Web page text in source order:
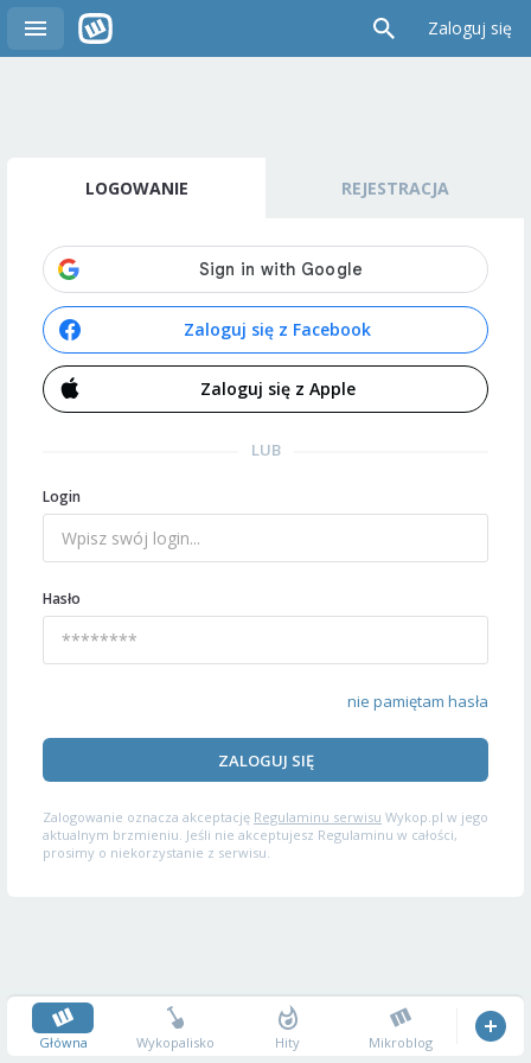
Zaloguj się
LOGOWANIE REJESTRACJA
Zaloguj się z Facebook
Zaloguj się z Apple
LUB
Login
Hasło
nie pamiętam hasła
ZALOGUJ SIĘ
Zalogowanie oznacza akceptację Regulaminu serwisu Wykop.pl w jego
aktualnym brzmieniu. Jeśli nie akceptujesz Regulaminu w całości,
prosimy o niekorzystanie z serwisu.
Główna Wykopalisko Hity Mikroblog